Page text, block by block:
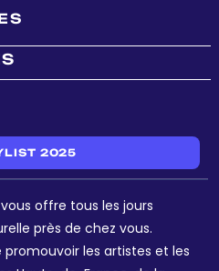
2025
offre tous les jours
près de chez vous.
promouvoir les artistes et les